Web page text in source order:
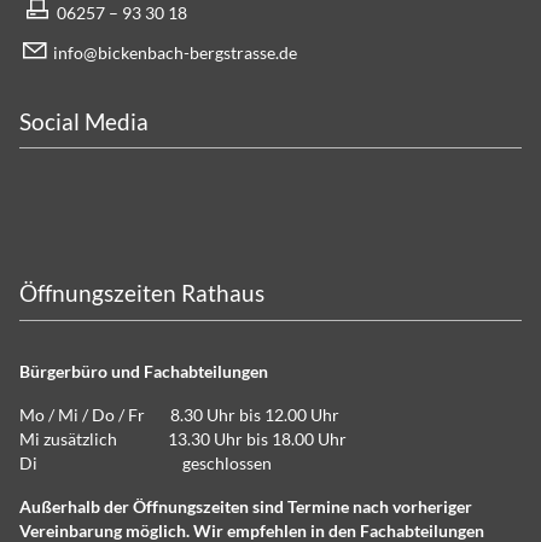
06257 – 93 30 18
info@bickenbach-bergstrasse.de
Social Media
Öffnungszeiten Rathaus
Bürgerbüro und Fachabteilungen
Mo / Mi / Do / Fr 8.30 Uhr bis 12.00 Uhr
Mi zusätzlich 13.30 Uhr bis 18.00 Uhr
Di geschlossen
Außerhalb der Öffnungszeiten sind Termine nach vorheriger
Vereinbarung möglich. Wir empfehlen in den Fachabteilungen